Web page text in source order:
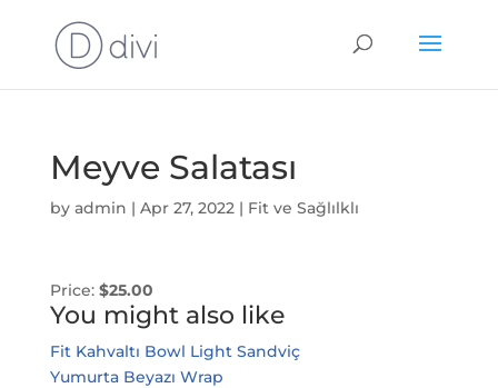
Meyve Salatası
by admin | Apr 27, 2022| Fit ve Sağlılklı
Price: $25.00
You might also like
Fit Kahvaltı Bowl Light Sandviç
Yumurta Beyazı Wrap